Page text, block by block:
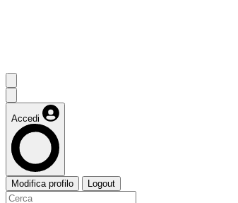
Accedi
Modifica profilo Logout